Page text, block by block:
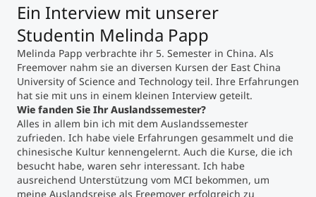
Study Finder Bachelor/Master
Masterclasses
Management-Seminare
Technische Weiterbildung
Maßgeschneiderte Programme
Ein Interview mit unserer
Studentin Melinda Papp
Melinda Papp verbrachte ihr 5. Semester in China. Als
Freemover nahm sie an diversen Kursen der East China
University of Science and Technology teil. Ihre Erfahrungen
hat sie mit uns in einem kleinen Interview geteilt.
Wie fanden Sie Ihr Auslandssemester?
Alles in allem bin ich mit dem Auslandssemester
zufrieden. Ich habe viele Erfahrungen gesammelt und die
chinesische Kultur kennengelernt. Auch die Kurse, die ich
besucht habe, waren sehr interessant. Ich habe
ausreichend Unterstützung vom MCI bekommen, um
meine Auslandsreise als Freemover erfolgreich zu